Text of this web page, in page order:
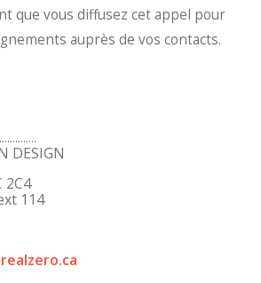
que vous diffusez cet appel pour
auprès de vos contacts.
DESIGN
2C4
114